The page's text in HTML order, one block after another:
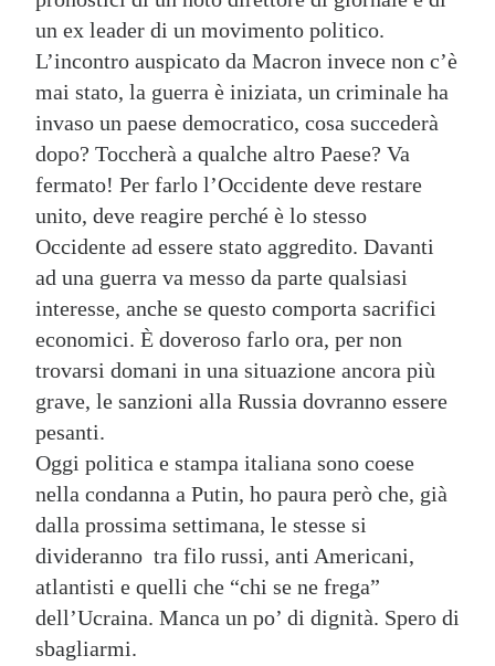
un ex leader di un movimento politico.
L’incontro auspicato da Macron invece non c’è
mai stato, la guerra è iniziata, un criminale ha
invaso un paese democratico, cosa succederà
dopo? Toccherà a qualche altro Paese? Va
fermato! Per farlo l’Occidente deve restare
unito, deve reagire perché è lo stesso
Occidente ad essere stato aggredito. Davanti
ad una guerra va messo da parte qualsiasi
interesse, anche se questo comporta sacrifici
economici. È doveroso farlo ora, per non
trovarsi domani in una situazione ancora più
grave, le sanzioni alla Russia dovranno essere
pesanti.
Oggi politica e stampa italiana sono coese
nella condanna a Putin, ho paura però che, già
dalla prossima settimana, le stesse si
divideranno tra filo russi, anti Americani,
atlantisti e quelli che “chi se ne frega”
dell’Ucraina. Manca un po’ di dignità. Spero di
sbagliarmi.